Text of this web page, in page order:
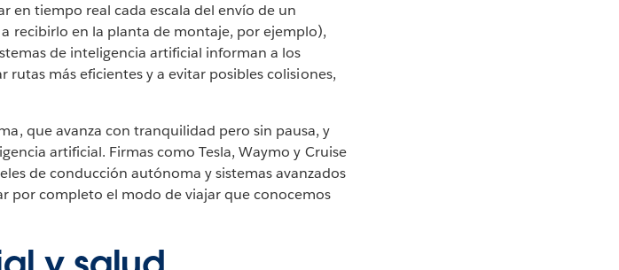
en tiempo real cada escala del envío de un
recibirlo en la planta de montaje, por ejemplo),
de inteligencia artificial informan a los
más eficientes y a evitar posibles colisiones,
que avanza con tranquilidad pero sin pausa, y
artificial. Firmas como Tesla, Waymo y Cruise
de conducción autónoma y sistemas avanzados
por completo el modo de viajar que conocemos